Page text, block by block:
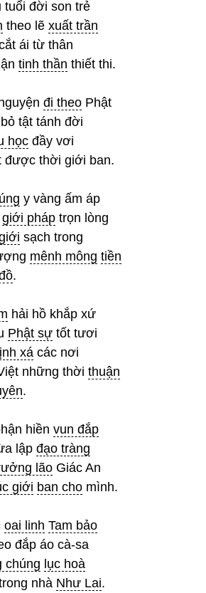
tuổi đời son trẻ
theo lẽ xuất trần
ái từ thân
tinh thần thiết thi.
đi theo Phật
tật tánh đời
học đầy vơi
được thời giới ban.
y vàng ấm áp
giới pháp trọn lòng
sạch trong
mênh mông tiền
.
hải hồ khắp xứ
Phật sự tốt tươi
xácác nơi
những thời thuận
.
hiền vun đắp
lập đạo tràng
lão Giác An
giới ban chomình.
oai linh Tam bảo
đắp áo cà-sa
chúng lục hoà
nhà Như Lai.